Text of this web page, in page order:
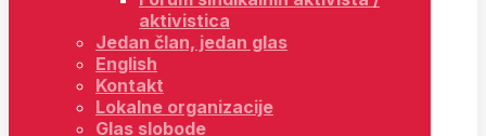
aktivistica
Jedan član, jedan glas
English
Kontakt
Lokalne organizacije
Glas slobode